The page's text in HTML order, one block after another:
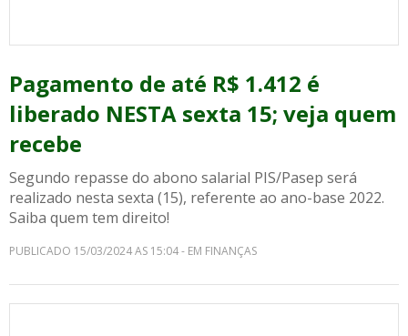
Pagamento de até R$ 1.412 é
liberado NESTA sexta 15; veja quem
recebe
Segundo repasse do abono salarial PIS/Pasep será
realizado nesta sexta (15), referente ao ano-base 2022.
Saiba quem tem direito!
PUBLICADO 15/03/2024 AS 15:04 - EM FINANÇAS